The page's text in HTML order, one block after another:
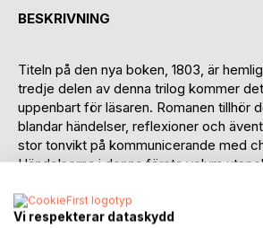
BESKRIVNING
Titeln på den nya boken, 1803, är
tredje delen av denna trilog kommer
uppenbart för läsaren. Romanen tillhör
blandar händelser, reflexioner och
stor tonvikt på kommunicerande med
Händelserna i denna första volym
Koblenz (Tyskland), Köpenhamn och
slutpunkt i USA. Besar, den manlige
med sin familj i Wien, där han arbetat
Vi respekterar dataskydd